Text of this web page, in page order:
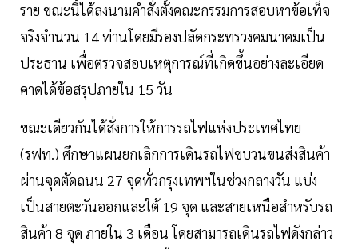
ราย ขณะนี้ได้ลงนามคำสั่งตั้งคณะกรรมการสอบหาข้อเท็จ
จริงจำนวน 14 ท่านโดยมีรองปลัดกระทรวงคมนาคมเป็น
ประธาน เพื่อตรวจสอบเหตุการณ์ที่เกิดขึ้นอย่างละเอียด
คาดได้ข้อสรุปภายใน 15 วัน
ขณะเดียวกันได้สั่งการให้การรถไฟแห่งประเทศไทย
(รฟท.) ศึกษาแผนยกเลิกการเดินรถไฟขบวนขนส่งสินค้า
ผ่านจุดตัดถนน 27 จุดทั่วกรุงเทพฯในช่วงกลางวัน แบ่ง
เป็นสายตะวันออกและใต้ 19 จุด และสายเหนือสำหรับรถ
สินค้า 8 จุด ภายใน 3 เดือน โดยสามารถเดินรถไฟดังกล่าว